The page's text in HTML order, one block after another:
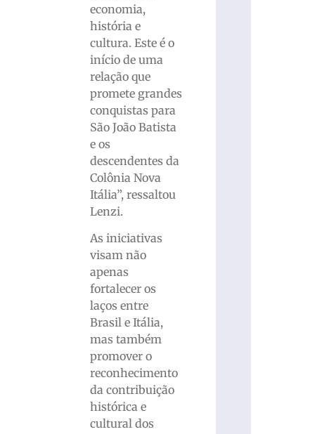
economia,
história e
cultura. Este é o
início de uma
relação que
promete grandes
conquistas para
São João Batista
e os
descendentes da
Colônia Nova
Itália”, ressaltou
Lenzi.
As iniciativas
visam não
apenas
fortalecer os
laços entre
Brasil e Itália,
mas também
promover o
reconhecimento
da contribuição
histórica e
cultural dos